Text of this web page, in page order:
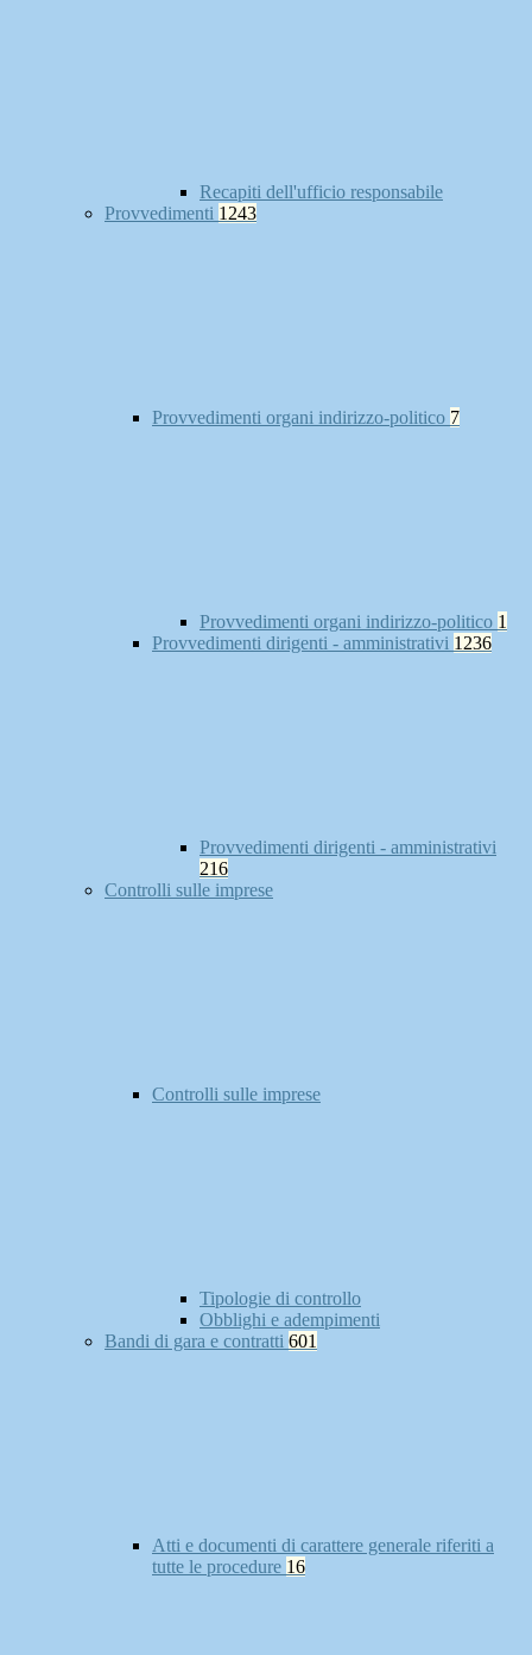
Recapiti dell'ufficio responsabile
Provvedimenti 1243
Provvedimenti organi indirizzo-politico 7
Provvedimenti organi indirizzo-politico 1
Provvedimenti dirigenti - amministrativi 1236
Provvedimenti dirigenti - amministrativi
216
Controlli sulle imprese
Controlli sulle imprese
Tipologie di controllo
Obblighi e adempimenti
Bandi di gara e contratti 601
Atti e documenti di carattere generale riferiti a
tutte le procedure 16